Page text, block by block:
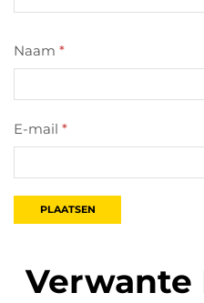
Naam *
E-mail *
Verwante